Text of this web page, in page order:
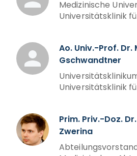
Medizinische
Universitätsklinik
Ao. Univ.-Prof. Dr.
Gschwandtner
Universitätsklinik
Prim. Priv.-Doz.
Zwerina